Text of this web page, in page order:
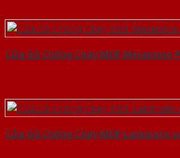
Cửa Gỗ Chống Cháy MDF Melamine
Cửa Gỗ Chống Cháy MDF Laminate